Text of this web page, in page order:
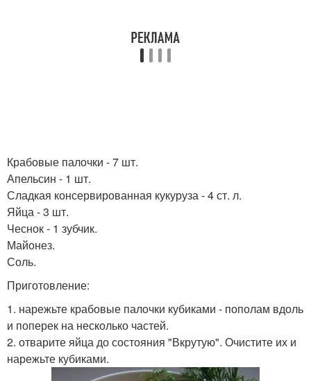
Крабовые палочки - 7 шт.
Апельсин - 1 шт.
Сладкая консервированная кукуруза - 4 ст. л.
Яйца - 3 шт.
Чеснок - 1 зубчик.
Майонез.
Соль.
Приготовление:
1. нарежьте крабовые палочки кубиками - пополам вдоль
и поперек на несколько частей.
2. отварите яйца до состояния "Вкрутую". Очистите их и
нарежьте кубиками.